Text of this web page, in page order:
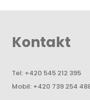
Kontakt
Tel: +420 545 212 395
Mobil: +420 739 254